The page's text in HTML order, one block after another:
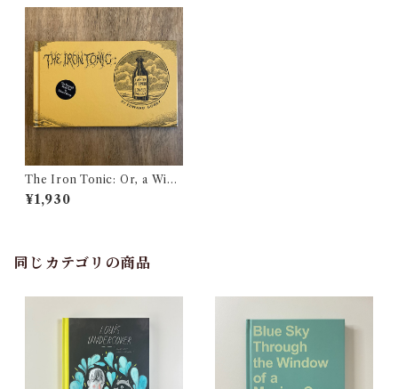
The Iron Tonic: Or, a Wint
er Afternoon in Lonely Vall
ey
¥1,930
同じカテゴリの商品